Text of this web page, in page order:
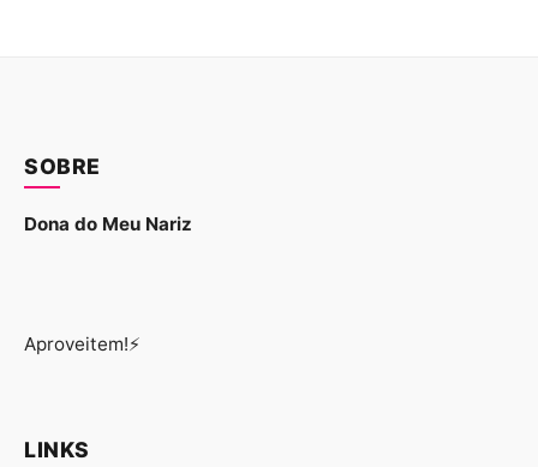
SOBRE
Dona do Meu Nariz
Aproveitem!⚡
LINKS